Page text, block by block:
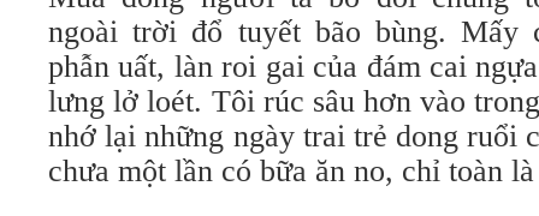
ngoài trời đổ tuyết bão bùng. Mấy
phẫn uất, làn roi gai của đám cai
lưng lở loét. Tôi rúc sâu hơn vào
nhớ lại những ngày trai trẻ dong ruổi
chưa một lần có bữa ăn no, chỉ toàn